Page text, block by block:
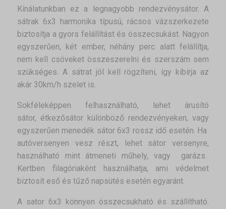
Kínálatunkban ez a legnagyobb rendezvénysátor. A
sátrak 6x3 harmonika típusú, rácsos vázszerkezete
biztosítja a gyors felállítást és összecsukást. Nagyon
egyszerűen, két ember, néhány perc alatt felállítja,
nem kell csöveket összeszerelni és szerszám sem
szükséges. A sátrat jól kell rögzíteni, így kibírja az
akár 30km/h szelet is.
Sokféleképpen felhasználható, lehet árusító
sátor, étkezősátor különböző rendezvényeken, vagy
egyszerűen menedék sátor 6x3 rossz idő esetén. Ha
autóversenyen vesz részt, lehet sátor versenyre,
használható mint átmeneti műhely, vagy garázs.
Kertben filagóriaként használhatja, ami védelmet
biztosít eső és tűző napsütés esetén egyaránt.
A sator 6x3 könnyen összecsukható és szállítható.